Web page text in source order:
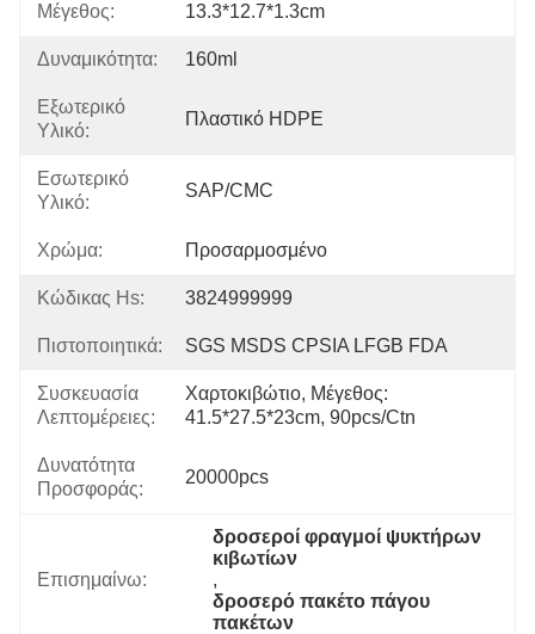
Μέγεθος: 13.3*12.7*1.3cm
Δυναμικότητα: 160ml
Εξωτερικό
Υλικό:
Πλαστικό HDPE
Εσωτερικό
Υλικό:
SAP/CMC
Χρώμα: Προσαρμοσμένο
Κώδικας Hs: 3824999999
Πιστοποιητικά: SGS MSDS CPSIA LFGB FDA
Συσκευασία
Λεπτομέρειες:
Χαρτοκιβώτιο, Μέγεθος:
41.5*27.5*23cm, 90pcs/ctn
Δυνατότητα
Προσφοράς:
20000pcs
Επισημαίνω:
δροσεροί φραγμοί ψυκτήρων
κιβωτίων
,
δροσερό πακέτο πάγου
πακέτων